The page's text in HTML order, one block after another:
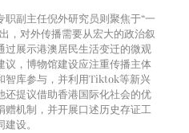
职副主任倪外研究员则聚焦于“一
，对外传播需要从宏大的政治叙
展示港澳居民生活变迁的微观
，博物馆建设应注重传播主体
智库参与，并利用Tiktok等新兴
提议借助香港国际化社会的优
机制，并开展口述历史存证工
设。